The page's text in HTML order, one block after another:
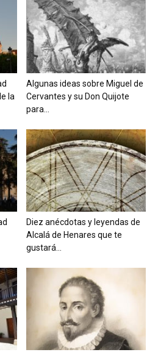
la
Algunas ideas sobre Miguel de
Cervantes y su Don Quijote
para...
Diez anécdotas y leyendas de
Alcalá de Henares que te
gustará...